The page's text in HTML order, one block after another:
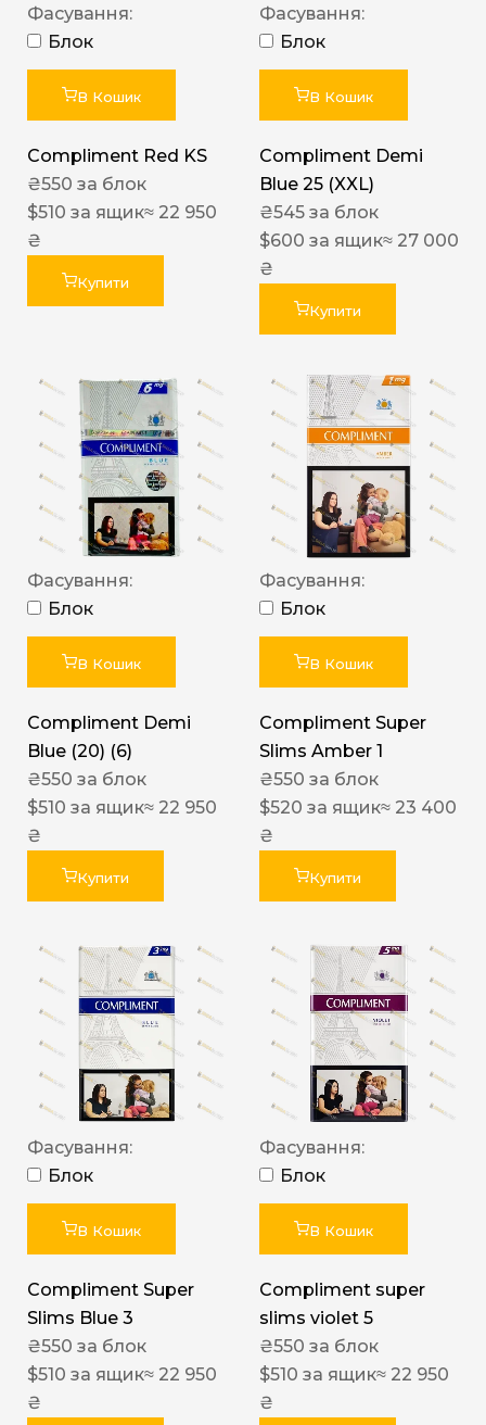
Фасування:
Блок
В Кошик
Compliment Red KS
₴550 за блок
$510 за ящик≈ 22 950
₴
Купити
Фасування:
Блок
В Кошик
Compliment Demi
Blue 25 (XXL)
₴545 за блок
$600 за ящик≈ 27 000
₴
Купити
Фасування:
Блок
В Кошик
Compliment Demi
Blue (20) (6)
₴550 за блок
$510 за ящик≈ 22 950
₴
Купити
Фасування:
Блок
В Кошик
Compliment Super
Slims Amber 1
₴550 за блок
$520 за ящик≈ 23 400
₴
Купити
Фасування:
Блок
В Кошик
Compliment Super
Slims Blue 3
₴550 за блок
$510 за ящик≈ 22 950
₴
Фасування:
Блок
В Кошик
Compliment super
slims violet 5
₴550 за блок
$510 за ящик≈ 22 950
₴